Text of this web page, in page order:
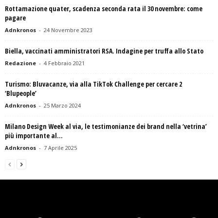
Rottamazione quater, scadenza seconda rata il 30 novembre: come
pagare
Adnkronos - 24 Novembre 2023
Biella, vaccinati amministratori RSA. Indagine per truffa allo Stato
Redazione - 4 Febbraio 2021
Turismo: Bluvacanze, via alla TikTok Challenge per cercare 2
‘Blupeople’
Adnkronos - 25 Marzo 2024
Milano Design Week al via, le testimonianze dei brand nella ‘vetrina’
più importante al...
Adnkronos - 7 Aprile 2025